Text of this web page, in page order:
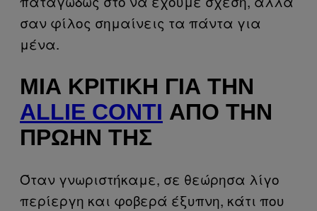
σαν φίλος σημαίνεις τα πάντα για
μένα.
ΜΙΑ ΚΡΙΤΙΚΉ ΓΙΑ ΤΗΝ
ALLIE CONTI ΑΠΌ ΤΗΝ
ΠΡΏΗΝ ΤΗΣ
Όταν γνωριστήκαμε, σε θεώρησα λίγο
περίεργη και φοβερά έξυπνη, κάτι που